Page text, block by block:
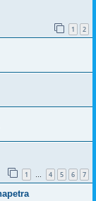
1 2
1 … 4 5 6 7